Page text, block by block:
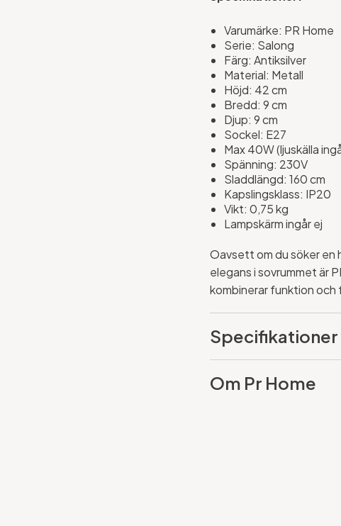
Varumärke: PR Home
Serie: Salong
Färg: Antiksilver
Material: Metall
Höjd: 42 cm
Bredd: 9 cm
Djup: 9 cm
Sockel: E27
Max 40W (ljuskälla
Spänning: 230V
Sladdlängd: 160 cm
Kapslingsklass: IP20
Vikt: 0,75 kg
Lampskärm ingår ej
Oavsett om du söker en
elegans i sovrummet är
kombinerar funktion och
Specifikationer
Om Pr Home